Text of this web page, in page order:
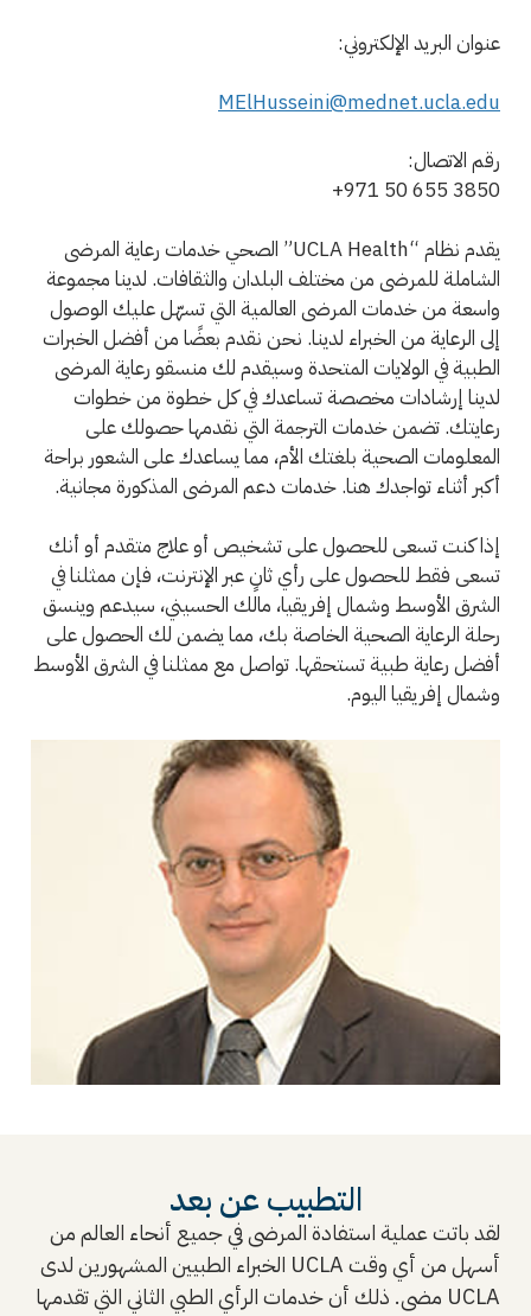
عنوان البريد الإلكتروني:
MElHusseini@mednet.ucla.edu
رقم الاتصال:
+971 50 655 3850
يقدم نظام “UCLA Health” الصحي خدمات رعاية المرضى
الشاملة للمرضى من مختلف البلدان والثقافات. لدينا مجموعة
واسعة من خدمات المرضى العالمية التي تسهّل عليك الوصول
إلى الرعاية من الخبراء لدينا. نحن نقدم بعضًا من أفضل الخبرات
الطبية في الولايات المتحدة وسيقدم لك منسقو رعاية المرضى
لدينا إرشادات مخصصة تساعدك في كل خطوة من خطوات
رعايتك. تضمن خدمات الترجمة التي نقدمها حصولك على
المعلومات الصحية بلغتك الأم، مما يساعدك على الشعور براحة
أكبر أثناء تواجدك هنا. خدمات دعم المرضى المذكورة مجانية.
إذا كنت تسعى للحصول على تشخيص أو علاج متقدم أو أنك
تسعى فقط للحصول على رأي ثانٍ عبر الإنترنت، فإن ممثلنا في
الشرق الأوسط وشمال إفريقيا، مالك الحسيني، سيدعم وينسق
رحلة الرعاية الصحية الخاصة بك، مما يضمن لك الحصول على
أفضل رعاية طبية تستحقها. تواصل مع ممثلنا في الشرق الأوسط
وشمال إفريقيا اليوم.
التطبيب عن بعد
لقد باتت عملية استفادة المرضى في جميع أنحاء العالم من
الخبراء الطبيين المشهورين لدى UCLA أسهل من أي وقت
مضى. ذلك أن خدمات الرأي الطبي الثاني التي تقدمها UCLA